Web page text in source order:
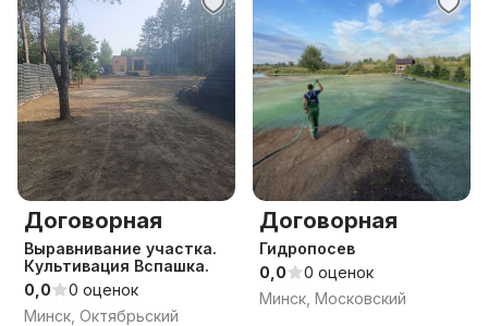
Договорная
Выравнивание участка.
Культивация Вспашка.
0,0
0 оценок
Минск, Октябрьский
Договорная
Гидропосев
0,0
0 оценок
Минск, Московский